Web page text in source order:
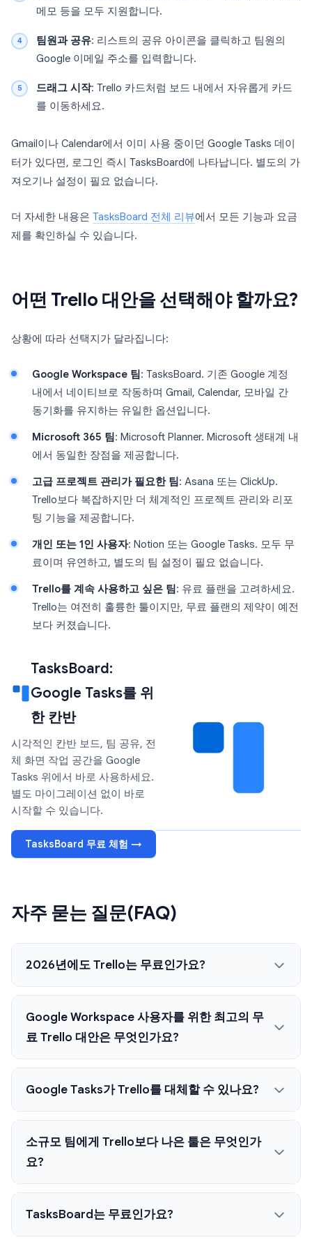
메모 등을 모두 지원합니다.
팀원과 공유: 리스트의 공유 아이콘을 클릭하고 팀원의
Google 이메일 주소를 입력합니다.
드래그 시작: Trello 카드처럼 보드 내에서 자유롭게 카드
를 이동하세요.
Gmail이나 Calendar에서 이미 사용 중이던 Google Tasks 데이
터가 있다면, 로그인 즉시 TasksBoard에 나타납니다. 별도의 가
져오기나 설정이 필요 없습니다.
더 자세한 내용은 TasksBoard 전체 리뷰에서 모든 기능과 요금
제를 확인하실 수 있습니다.
어떤 Trello 대안을 선택해야 할까요?
상황에 따라 선택지가 달라집니다:
Google Workspace 팀: TasksBoard. 기존 Google 계정
내에서 네이티브로 작동하며 Gmail, Calendar, 모바일 간
동기화를 유지하는 유일한 옵션입니다.
Microsoft 365 팀: Microsoft Planner. Microsoft 생태계 내
에서 동일한 장점을 제공합니다.
고급 프로젝트 관리가 필요한 팀: Asana 또는 ClickUp.
Trello보다 복잡하지만 더 체계적인 프로젝트 관리와 리포
팅 기능을 제공합니다.
개인 또는 1인 사용자: Notion 또는 Google Tasks. 모두 무
료이며 유연하고, 별도의 팀 설정이 필요 없습니다.
Trello를 계속 사용하고 싶은 팀: 유료 플랜을 고려하세요.
Trello는 여전히 훌륭한 툴이지만, 무료 플랜의 제약이 예전
보다 커졌습니다.
TasksBoard:
Google Tasks를 위
한 칸반
시각적인 칸반 보드, 팀 공유, 전
체 화면 작업 공간을 Google
Tasks 위에서 바로 사용하세요.
별도 마이그레이션 없이 바로
시작할 수 있습니다.
TasksBoard 무료 체험 →
자주 묻는 질문(FAQ)
2026년에도 Trello는 무료인가요?
Google Workspace 사용자를 위한 최고의 무
료 Trello 대안은 무엇인가요?
Google Tasks가 Trello를 대체할 수 있나요?
소규모 팀에게 Trello보다 나은 툴은 무엇인가
요?
TasksBoard는 무료인가요?